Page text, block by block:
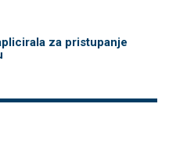
za pristupanje